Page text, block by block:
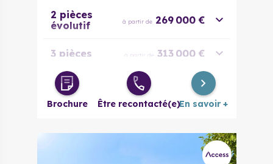
2 pièces
évolutif
à partir de 269 000 €
3 pièces à partir de 313 000 €
4 pièces à partir de 421 000 €
Brochure Être recontacté(e)En savoir +